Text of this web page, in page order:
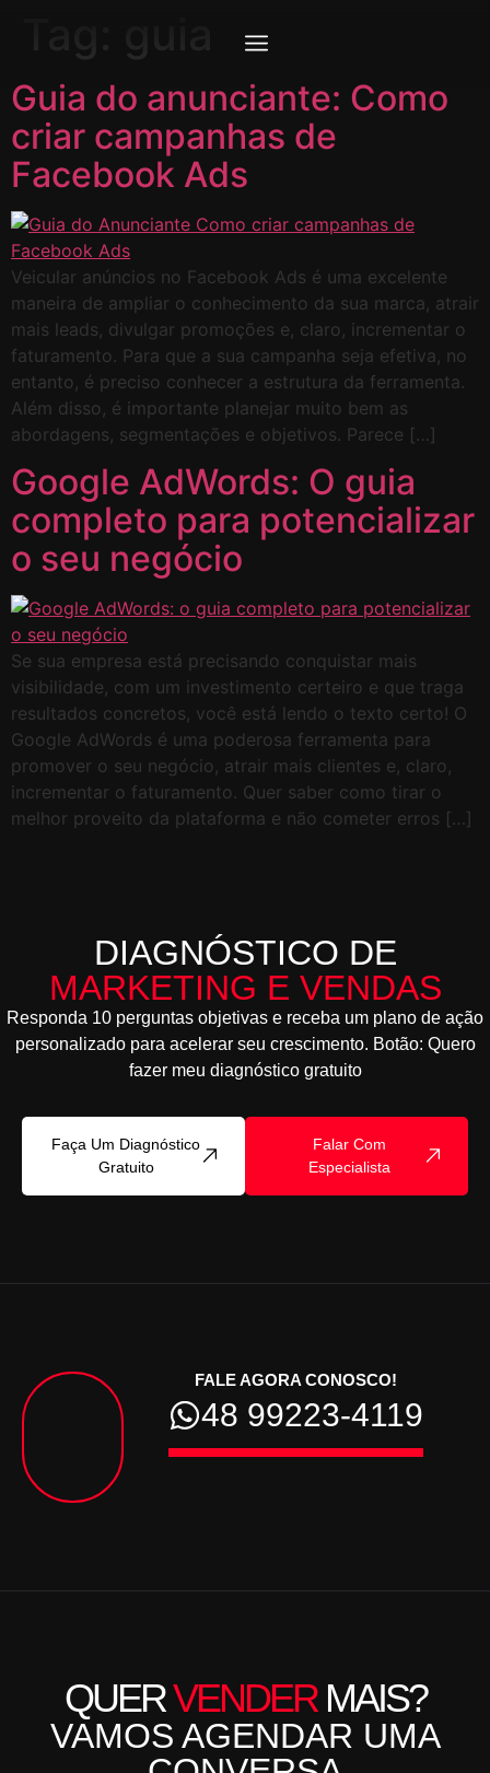
Guia do anunciante: Como
criar campanhas de
Facebook Ads
Veicular anúncios no Facebook Ads é uma excelente
maneira de ampliar o conhecimento da sua marca, atrair
mais leads, divulgar promoções e, claro, incrementar o
faturamento. Para que a sua campanha seja efetiva, no
entanto, é preciso conhecer a estrutura da ferramenta.
Além disso, é importante planejar muito bem as
abordagens, segmentações e objetivos. Parece […]
Google AdWords: O guia
completo para potencializar
o seu negócio
Se sua empresa está precisando conquistar mais
visibilidade, com um investimento certeiro e que traga
resultados concretos, você está lendo o texto certo! O
Google AdWords é uma poderosa ferramenta para
promover o seu negócio, atrair mais clientes e, claro,
incrementar o faturamento. Quer saber como tirar o
melhor proveito da plataforma e não cometer erros […]
DIAGNÓSTICO DE
MARKETING E VENDAS
Responda 10 perguntas objetivas e receba um plano de ação
personalizado para acelerar seu crescimento. Botão: Quero
fazer meu diagnóstico gratuito
Faça Um Diagnóstico
Gratuito
Falar Com
Especialista
FALE AGORA CONOSCO!
48 99223-4119
QUERVENDERMAIS?
VAMOS AGENDAR UMA